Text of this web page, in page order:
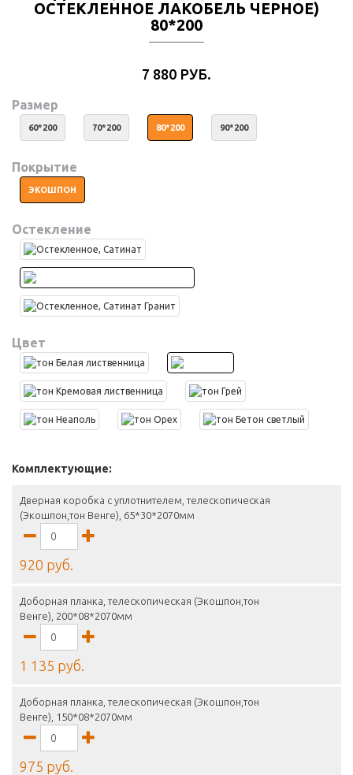
ОСТЕКЛЕННОЕ ЛАКОБЕЛЬ ЧЕРНОЕ)
80*200
7 880 РУБ.
Размер
60*200 70*200 80*200 90*200
Покрытие
ЭКОШПОН
Остекление
Цвет
Комплектующие:
Дверная коробка с уплотнителем, телескопическая
(Экошпон,тон Венге), 65*30*2070мм
920 руб.
Доборная планка, телескопическая (Экошпон,тон
Венге), 200*08*2070мм
1 135 руб.
Доборная планка, телескопическая (Экошпон,тон
Венге), 150*08*2070мм
975 руб.